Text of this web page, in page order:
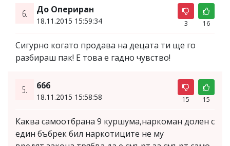
6. До Опериран
18.11.2015 15:59:34 3 16
Сигурно когато продава на децата ти ще го
разбираш пак! Е това е гадно чувство!
5. 666
18.11.2015 15:58:58 15 15
Каква самоотбрана 9 куршума,наркоман долен с
един бъбрек бил наркотиците не му